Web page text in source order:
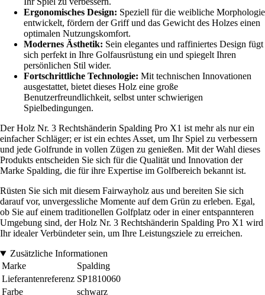
Ergonomisches Design: Speziell für die weibliche Morphologie
entwickelt, fördern der Griff und das Gewicht des Holzes einen
optimalen Nutzungskomfort.
Modernes Ästhetik: Sein elegantes und raffiniertes Design fügt
sich perfekt in Ihre Golfausrüstung ein und spiegelt Ihren
persönlichen Stil wider.
Fortschrittliche Technologie: Mit technischen Innovationen
ausgestattet, bietet dieses Holz eine große
Benutzerfreundlichkeit, selbst unter schwierigen
Spielbedingungen.
Der Holz Nr. 3 Rechtshänderin Spalding Pro X1 ist mehr als nur ein
einfacher Schläger; er ist ein echtes Asset, um Ihr Spiel zu verbessern
und jede Golfrunde in vollen Zügen zu genießen. Mit der Wahl dieses
Produkts entscheiden Sie sich für die Qualität und Innovation der
Marke Spalding, die für ihre Expertise im Golfbereich bekannt ist.
Rüsten Sie sich mit diesem Fairwayholz aus und bereiten Sie sich
darauf vor, unvergessliche Momente auf dem Grün zu erleben. Egal,
ob Sie auf einem traditionellen Golfplatz oder in einer entspannteren
Umgebung sind, der Holz Nr. 3 Rechtshänderin Spalding Pro X1 wird
Ihr idealer Verbündeter sein, um Ihre Leistungsziele zu erreichen.
Zusätzliche Informationen
Marke
Spalding
Lieferantenreferenz SP1810060
Farbe
schwarz